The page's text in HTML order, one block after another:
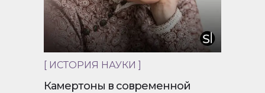
Камертоны в современной
[ ИСТОРИЯ НАУКИ ]